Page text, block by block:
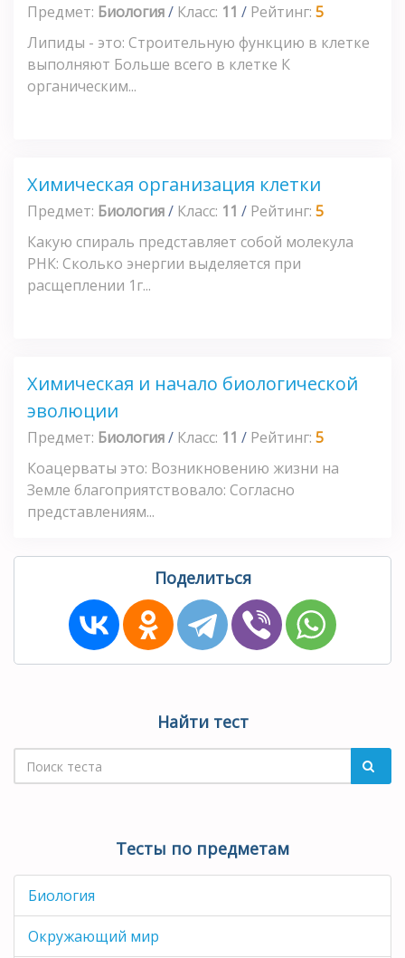
Предмет: Биология/ Класс: 11 / Рейтинг: 5
Липиды - это: Строительную функцию в клетке
выполняют Больше всего в клетке К
органическим...
Химическая организация клетки
Предмет: Биология/ Класс: 11 / Рейтинг: 5
Какую спираль представляет собой молекула
РНК: Сколько энергии выделяется при
расщеплении 1г...
Химическая и начало биологической
эволюции
Предмет: Биология/ Класс: 11 / Рейтинг: 5
Коацерваты это: Возникновению жизни на
Земле благоприятствовало: Согласно
представлениям...
Поделиться
Найти тест
Тесты по предметам
Биология
Окружающий мир